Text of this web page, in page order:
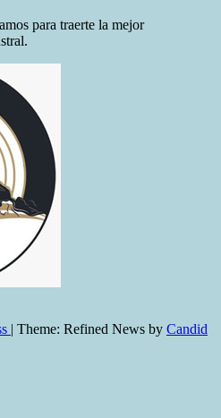
para traerte la mejor
| Theme: Refined News by Candid